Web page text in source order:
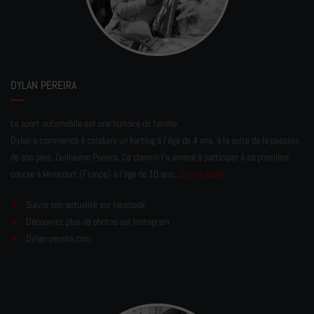
DYLAN PEREIRA
Le sport automobile est une histoire de famille.
Dylan a commencé à conduire un karting à l’âge de 4 ans, à la suite de la passion
de son père, Guillaume Pereira. Ce chemin l'a amené à participer à sa première
course à Mirecourt (France) à l'âge de 10 ans... Lire la suite
Suivre son actualité sur facebook
Découvrez plus de photos sur Instagram
Dylan-pereira.com